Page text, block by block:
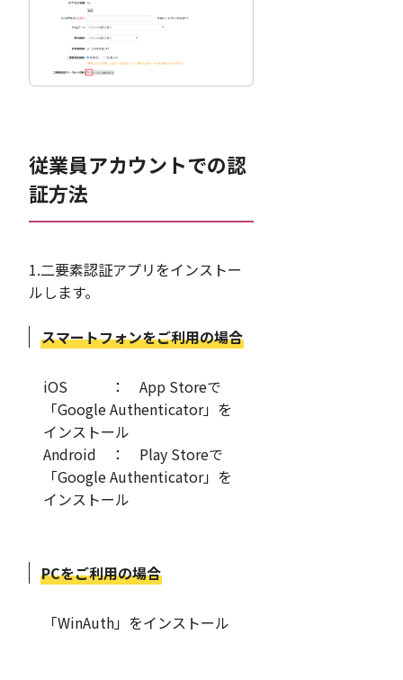
従業員アカウントでの認
証方法
1.二要素認証アプリをインストー
ルします。
スマートフォンをご利用の場合
iOS ： App Storeで
「Google Authenticator」を
インストール
Android ： Play Storeで
「Google Authenticator」を
インストール
PCをご利用の場合
「WinAuth」をインストール